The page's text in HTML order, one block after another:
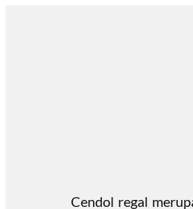
Cendol regal